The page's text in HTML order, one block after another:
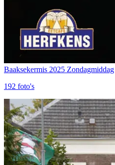
Baaksekermis 2025 Zondagmiddag
192 foto's